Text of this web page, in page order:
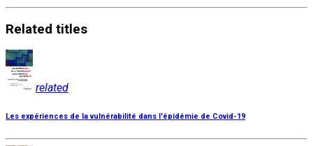
Related titles
related
Les expériences de la vulnérabilité dans l'épidémie de Covid-19